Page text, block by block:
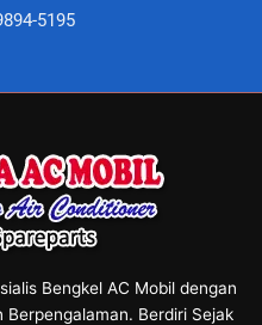
5195
Bengkel AC Mobil dengan
Berdiri Sejak